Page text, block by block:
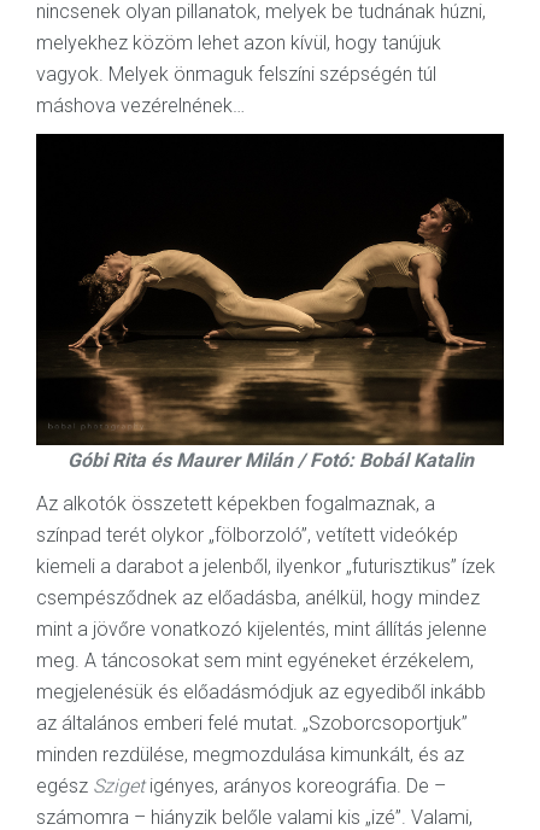
nincsenek olyan pillanatok, melyek be tudnának húzni,
melyekhez közöm lehet azon kívül, hogy tanújuk
vagyok. Melyek önmaguk felszíni szépségén túl
máshova vezérelnének…
Góbi Rita és Maurer Milán / Fotó: Bobál Katalin
Az alkotók összetett képekben fogalmaznak, a
színpad terét olykor „fölborzoló”, vetített videókép
kiemeli a darabot a jelenből, ilyenkor „futurisztikus” ízek
csempésződnek az előadásba, anélkül, hogy mindez
mint a jövőre vonatkozó kijelentés, mint állítás jelenne
meg. A táncosokat sem mint egyéneket érzékelem,
megjelenésük és előadásmódjuk az egyediből inkább
az általános emberi felé mutat. „Szoborcsoportjuk”
minden rezdülése, megmozdulása kimunkált, és az
egész Szigetigényes, arányos koreográfia. De –
számomra – hiányzik belőle valami kis „izé”. Valami,